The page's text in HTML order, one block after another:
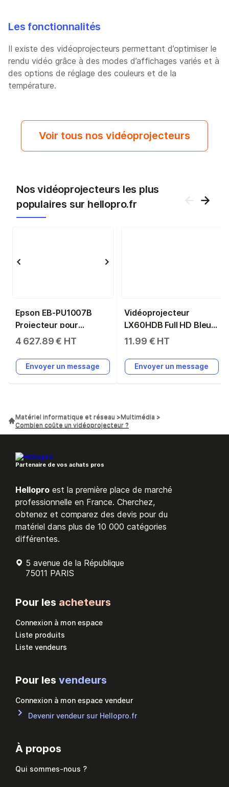
Les fonctionnalités
Il existe des vidéoprojecteurs permettant d’optimiser le
rendu vidéo grâce à des modes d’affichages variés et à
des options de réglage des couleurs et de la
température.
Voir tous nos vidéoprojecteurs
Nos vidéoprojecteurs les plus
populaires sur hellopro.fr
Epson EB-PU1007B
Projecteur pour
grandes salles 7000
WUXGA (1920x1200)
Noir
4 627.89 € HT
Envoyer un message
Vidéoprojecteur
LX60HDB Full HD Bleu
et noir
11.99 € HT
Envoyer un message
Matériel informatique et réseau
Multimédia
Combien coûte un vidéoprojecteur ?
Partenaire de vos achats pros
Hellopro est la première place de marché
professionnelle en France. Cherchez,
obtenez et comparez des devis pour du
matériel dans plus de 10 000 catégories
différentes.
5 avenue de la République
75011 PARIS
Pour les acheteurs
Connexion à mon espace
Liste produits
Liste vendeurs
Pour les vendeurs
Connexion à mon espace vendeur
Devenir vendeur sur Hellopro.fr
À propos
Qui sommes-nous ?